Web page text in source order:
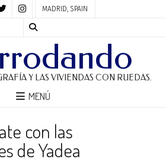
MADRID, SPAIN
Y LAS VIVIENDAS CON RUEDAS.
MENÚ
con las
de Yadea